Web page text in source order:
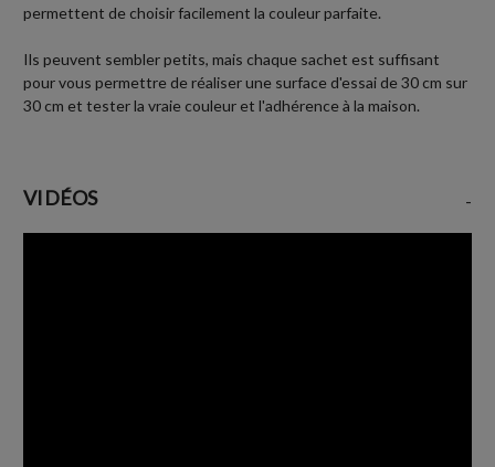
permettent de choisir facilement la couleur parfaite.
Ils peuvent sembler petits, mais chaque sachet est suffisant
pour vous permettre de réaliser une surface d'essai de 30 cm sur
30 cm et tester la vraie couleur et l'adhérence à la maison.
VIDÉOS -